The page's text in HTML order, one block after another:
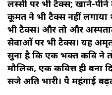
लस्सी पर भी टैक्स; खाने-
हुकूमत ने भी टैक्स नहीं
भी टैक्स। और तो और
सेवाओं पर भी टैक्स। यह
सुना है कि एक भक्त कवि ने
मौलिक, एक कवित्त ही बना
सजे अति भारी। पै महंगाई